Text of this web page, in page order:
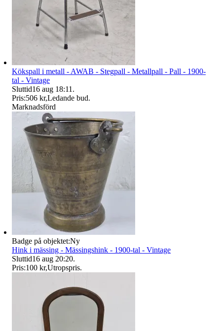
Kökspall i metall - AWAB - Stegpall - Metallpall - Pall - 1900-
tal - Vintage
Sluttid16 aug 18:11 .
Pris:506 kr,Ledande bud.
Marknadsförd
Badge på objektet:Ny
Hink i mässing - Mässingshink - 1900-tal - Vintage
Sluttid16 aug 20:20.
Pris:100 kr,Utropspris.